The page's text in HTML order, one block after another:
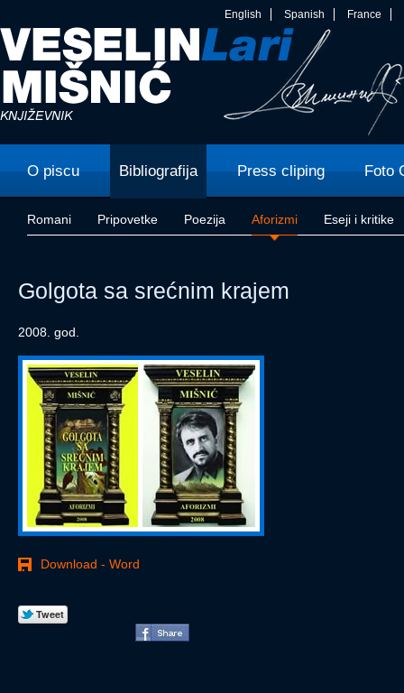
English Spanish France
O piscu Bibliografija Press cliping Foto
Romani Pripovetke Poezija Aforizmi Eseji i kritike
Golgota sa srećnim krajem
2008. god.
Download - Word